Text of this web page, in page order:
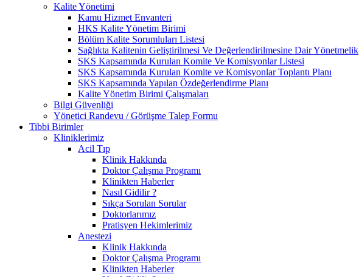
Kalite Yönetimi
Kamu Hizmet Envanteri
HKS Kalite Yönetim Birimi
Bölüm Kalite Sorumluları Listesi
Sağlıkta Kalitenin Geliştirilmesi Ve Değerlendirilmesine Dair Yönetmelik
SKS Kapsamında Kurulan Komite Ve Komisyonlar Listesi
SKS Kapsamında Kurulan Komite ve Komisyonlar Toplantı Planı
SKS Kapsamında Yapılan Özdeğerlendirme Planı
Kalite Yönetim Birimi Çalışmaları
Bilgi Güvenliği
Yönetici Randevu / Görüşme Talep Formu
Tibbi Birimler
Kliniklerimiz
Acil Tıp
Klinik Hakkında
Doktor Çalışma Programı
Klinikten Haberler
Nasıl Gidilir ?
Sıkça Sorulan Sorular
Doktorlarımız
Pratisyen Hekimlerimiz
Anestezi
Klinik Hakkında
Doktor Çalışma Programı
Klinikten Haberler